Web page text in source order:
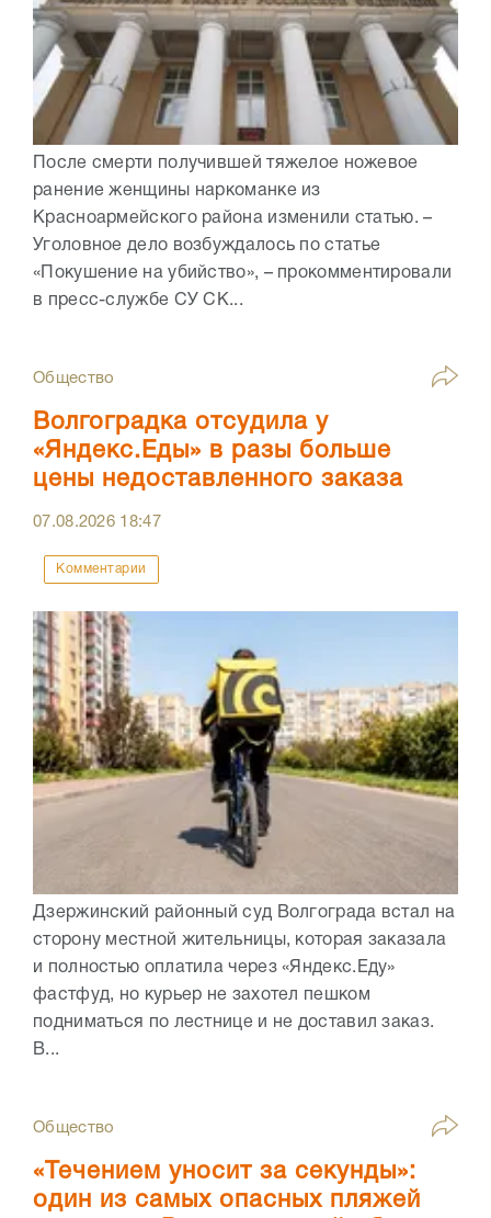
После смерти получившей тяжелое ножевое
ранение женщины наркоманке из
Красноармейского района изменили статью. –
Уголовное дело возбуждалось по статье
«Покушение на убийство», – прокомментировали
в пресс-службе СУ СК...
Общество
Волгоградка отсудила у
«Яндекс.Еды» в разы больше
цены недоставленного заказа
07.08.2026 18:47
Комментарии
Дзержинский районный суд Волгограда встал на
сторону местной жительницы, которая заказала
и полностью оплатила через «Яндекс.Еду»
фастфуд, но курьер не захотел пешком
подниматься по лестнице и не доставил заказ.
В...
Общество
«Течением уносит за секунды»:
один из самых опасных пляжей